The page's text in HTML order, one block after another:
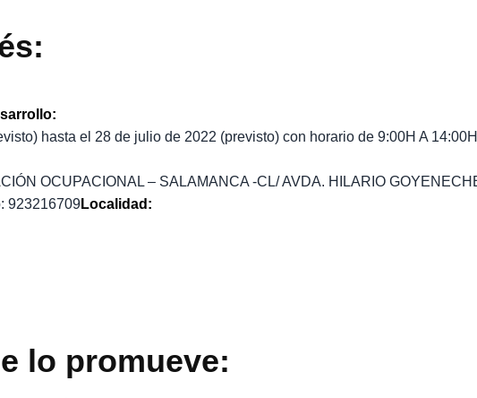
hasta el 28 de julio de 2022 (previsto) con horario de 9:00H A
OCUPACIONAL – SALAMANCA -CL/ AVDA. HILARIO
923216709Localidad:
lo promueve: